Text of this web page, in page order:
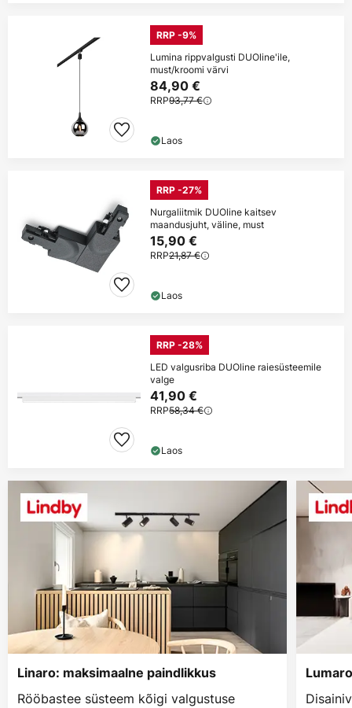
RRP -9%
Lumina rippvalgusti DUOline'ile,
must/kroomi värvi
84,90 €
RRP93,77 €
Laos
RRP -27%
Nurgaliitmik DUOline kaitsev
maandusjuht, väline, must
15,90 €
RRP21,87 €
Laos
RRP -28%
LED valgusriba DUOline raiesüsteemile
valge
41,90 €
RRP58,34 €
Laos
Linaro: maksimaalne paindlikkus
Rööbastee süsteem kõigi valgustuse